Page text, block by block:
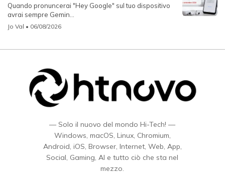
Quando pronuncerai "Hey Google" sul tuo dispositivo
avrai sempre Gemin...
Jo Val • 06/08/2026
— Solo il nuovo del mondo Hi-Tech! —
Windows, macOS, Linux, Chromium,
Android, iOS, Browser, Internet, Web, App,
Social, Gaming, AI e tutto ciò che sta nel
mezzo.